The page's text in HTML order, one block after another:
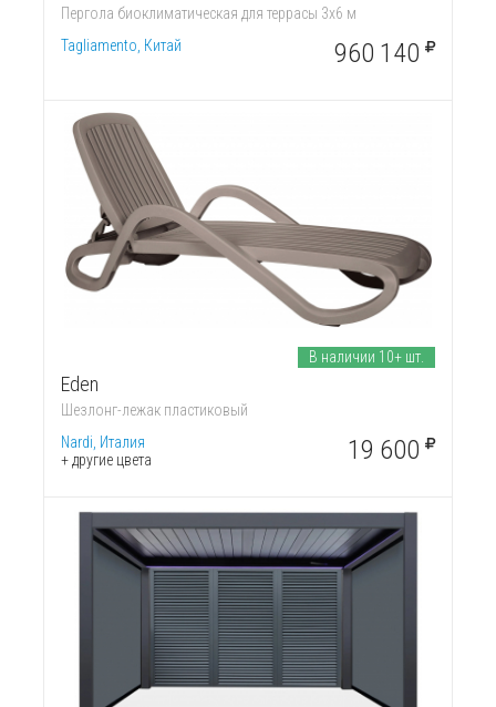
Пергола биоклиматическая для террасы 3х6 м
Tagliamento, Китай
960 140
Eden
Шезлонг-лежак пластиковый
Nardi, Италия
+ другие цвета
В наличии 10+ шт.
19 600